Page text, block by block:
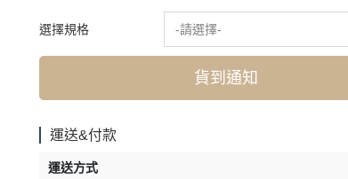
選擇規格 -請選擇-
貨到通知
運送&付款
運送方式